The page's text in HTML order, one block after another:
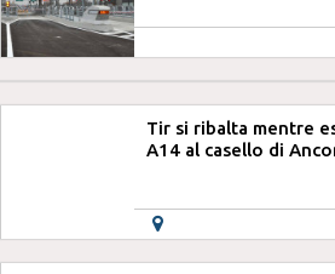
Tir si ribalta mentre
A14 al casello di